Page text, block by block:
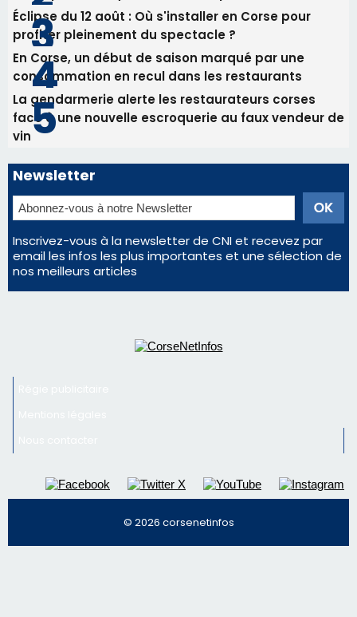
Newsletter
Inscrivez-vous à la newsletter de CNI et recevez par
email les infos les plus importantes et une sélection de
nos meilleurs articles
Régie publicitaire
Mentions légales
Nous contacter